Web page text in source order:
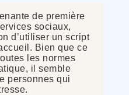
de première
sociaux,
d’utiliser un script
Bien que ce
les normes
il semble
personnes qui